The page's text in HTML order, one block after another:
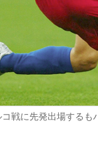
戦に先発出場するも